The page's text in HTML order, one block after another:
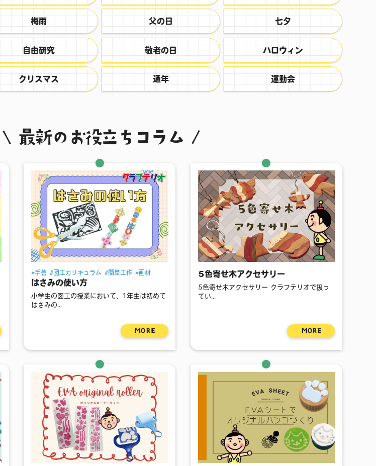
梅雨 父の日 七夕
自由研究 敬老の日 ハロウィン
クリスマス 通年 運動会
最新のお役立ちコラム
手芸 図工カリキュラム 簡単工作 画材
はさみの使い方
小学生の図工の授業において、1年生は初めて
はさみの...
MORE
5色寄せ木アクセサリー
5色寄せ木アクセサリー クラフテリオで扱っ
てい...
MORE